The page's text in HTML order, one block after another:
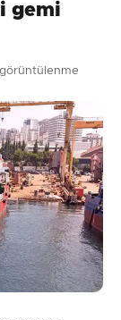
0/2000
yapın!
gemi